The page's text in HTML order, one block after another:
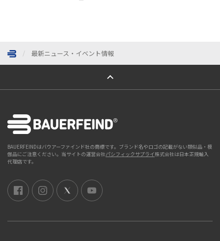
最新ニュース・イベント情報
ページトップへ
BAUERFEINDはバウアーファインド社の商標です。ブランド名やロゴの記載がない類似品・模
倣品にご注意ください。当サイトの運営会社パシフィックサプライ株式会社は日本正規輸入
代理店です。